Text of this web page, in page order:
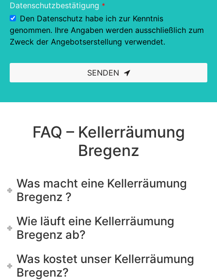
Datenschutzbestätigung *
Den Datenschutz habe ich zur Kenntnis
genommen. Ihre Angaben werden ausschließlich zum
Zweck der Angebotserstellung verwendet.
SENDEN
should
FAQ – Kellerräumung
Bregenz
Was macht eine Kellerräumung
Bregenz ?
Wie läuft eine Kellerräumung
Bregenz ab?
Was kostet unser Kellerräumung
Bregenz?